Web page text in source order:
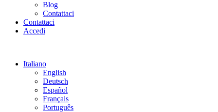
Blog
Contattaci
Contattaci
Accedi
Italiano
English
Deutsch
Español
Français
Português